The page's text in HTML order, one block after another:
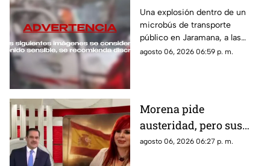
3XPL0SI0N; hay 3
MU3RT0S y varios
heridos
Una explosión dentro de un
microbús de transporte
público en Jaramana, a las
afueras de Damasco, dejó tres
agosto 06, 2026 06:59 p. m.
Morena pide
austeridad, pero sus
políticos quedan bajo la
agosto 06, 2026 06:27 p. m.